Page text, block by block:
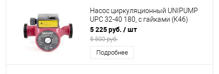
Насос циркуляционный UNIPUMP
UPC 32-40 180, с гайками (К46)
5 225 руб. / шт
5 500 руб.
Подробнее